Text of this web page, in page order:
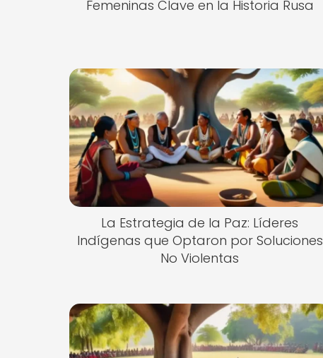
Femeninas Clave en la Historia Rusa
La Estrategia de la Paz: Líderes
Indígenas que Optaron por Soluciones
No Violentas